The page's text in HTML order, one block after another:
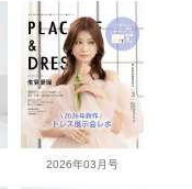
2026年03月号